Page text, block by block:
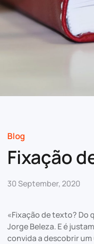
Blog
Fixação
30 September, 2020
«Fixação de texto? Do
Jorge Beleza. E é
convida a descobrir